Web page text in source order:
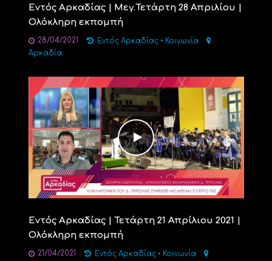
Εντός Αρκαδίας | Μεγ.Τετάρτη 28 Απριλίου |
Ολόκληρη εκπομπή
28/04/2021 Εντός Αρκαδίας • Κοινωνία
Αρκαδία
Εντός Αρκαδίας | Τετάρτη 21 Απρίλιου 2021 |
Ολόκληρη εκπομπή
21/04/2021 Εντός Αρκαδίας • Κοινωνία